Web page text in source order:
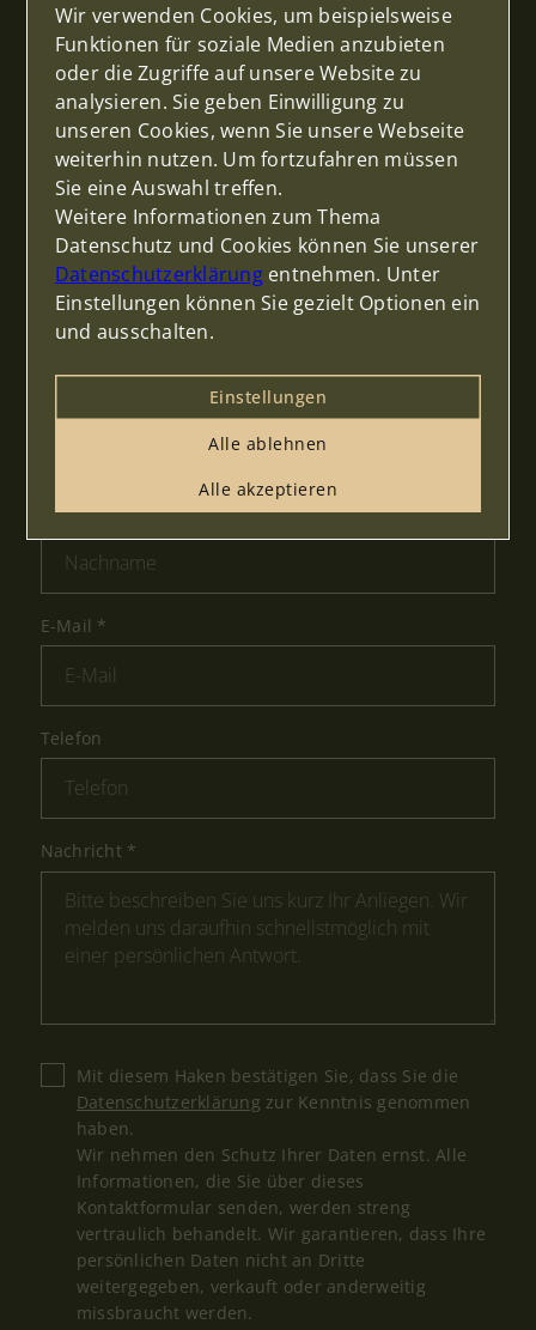
Unterstützung von der Bewertung über
die Vermarktung bis zum erfolgreichen
Abschluss
Thema
Anrede
Nachname*
E-Mail *
Telefon
Nachricht *
Mit diesem Haken bestätigen Sie, dass Sie die
Datenschutzerklärung zur Kenntnis genommen
haben.
Wir nehmen den Schutz Ihrer Daten ernst. Alle
Informationen, die Sie über dieses
Kontaktformular senden, werden streng
vertraulich behandelt. Wir garantieren, dass Ihre
persönlichen Daten nicht an Dritte
weitergegeben, verkauft oder anderweitig
missbraucht werden.
Wir verwenden Cookies, um beispielsweise
Funktionen für soziale Medien anzubieten
oder die Zugriffe auf unsere Website zu
analysieren. Sie geben Einwilligung zu
unseren Cookies, wenn Sie unsere Webseite
weiterhin nutzen. Um fortzufahren müssen
Sie eine Auswahl treffen.
Weitere Informationen zum Thema
Datenschutz und Cookies können Sie unserer
Datenschutzerklärungentnehmen. Unter
Einstellungen können Sie gezielt Optionen ein
und ausschalten.
Einstellungen
Alle ablehnen
Alle akzeptieren